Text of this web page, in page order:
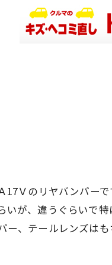
17Ｖのリヤバンパー
いが、違うぐらいで特
ー、テールレンズは